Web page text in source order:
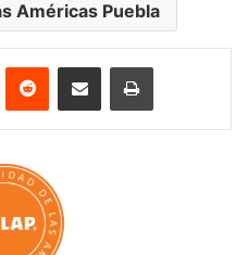
Américas Puebla
Reddit Share via Email Print